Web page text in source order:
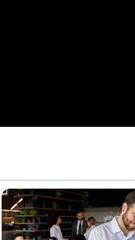
P
a
g
P
a
g
P
a
g
P
a
g